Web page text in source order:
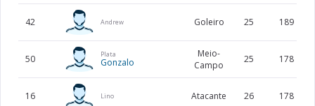
42 Andrew Goleiro 25 189
50 Plata
Gonzalo
Meio-
Campo
25 178
16 Lino Atacante 26 178